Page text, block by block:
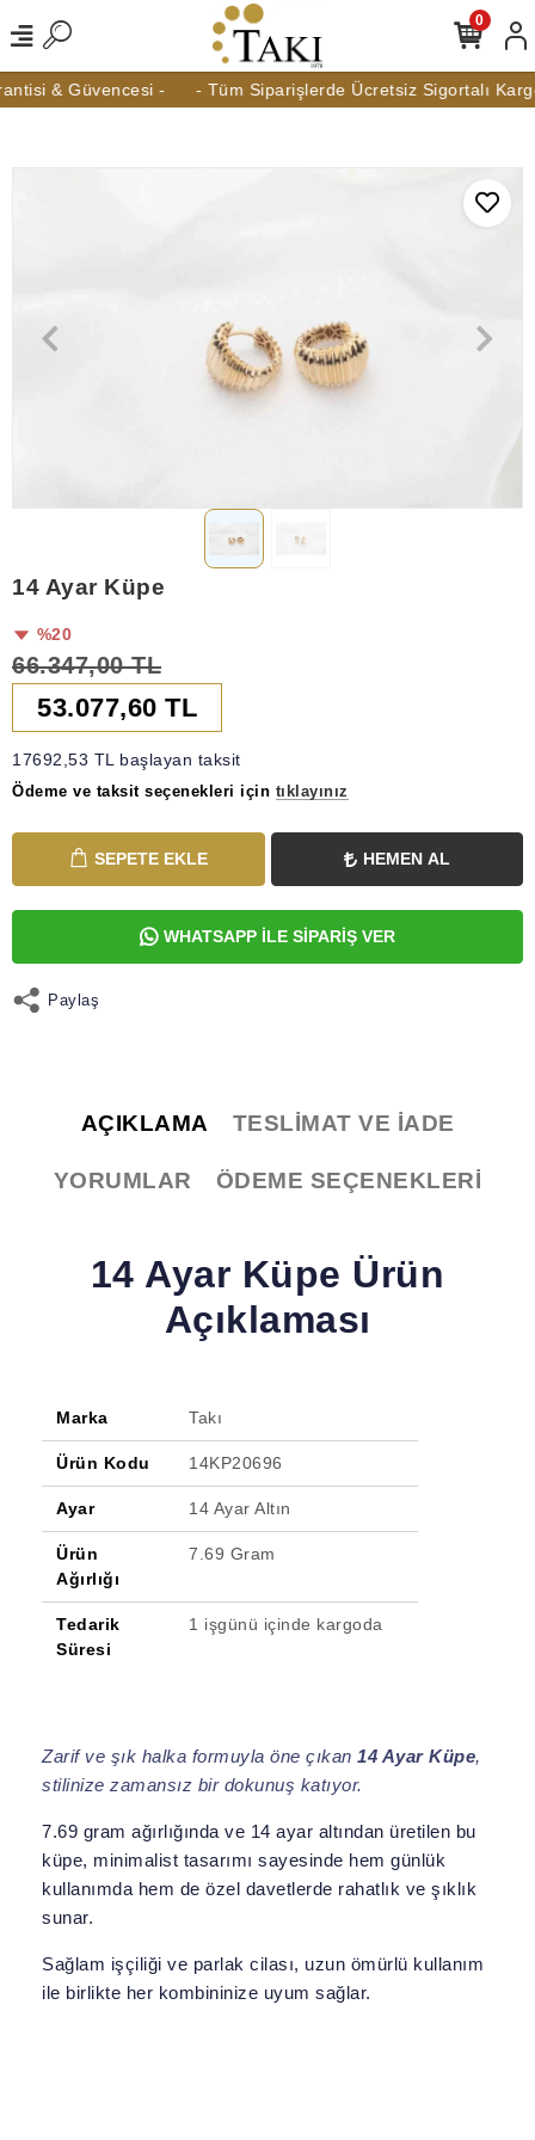
& Güvencesi - - Tüm Siparişlerde Ücretsiz Sigortalı Kargo
0
14 Ayar Küpe
%20
66.347,00 TL
53.077,60 TL
17692,53 TL başlayan taksit
Ödeme ve taksit seçenekleri için tıklayınız
SEPETE EKLE HEMEN AL
WHATSAPP İLE SİPARİŞ VER
Paylaş
AÇIKLAMA TESLIMAT VE İADE
YORUMLAR ÖDEME SEÇENEKLERI
14 Ayar Küpe Ürün
Açıklaması
Marka Takı
Ürün Kodu 14KP20696
Ayar 14 Ayar Altın
Ürün
Ağırlığı
7.69 Gram
Tedarik
Süresi
1 işgünü içinde kargoda
Zarif ve şık halka formuyla öne çıkan 14 Ayar Küpe,
stilinize zamansız bir dokunuş katıyor.
7.69 gram ağırlığında ve 14 ayar altından üretilen bu
küpe, minimalist tasarımı sayesinde hem günlük
kullanımda hem de özel davetlerde rahatlık ve şıklık
sunar.
Sağlam işçiliği ve parlak cilası, uzun ömürlü kullanım
ile birlikte her kombininize uyum sağlar.